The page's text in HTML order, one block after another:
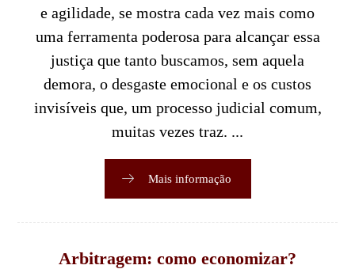
e agilidade, se mostra cada vez mais como
uma ferramenta poderosa para alcançar essa
justiça que tanto buscamos, sem aquela
demora, o desgaste emocional e os custos
invisíveis que, um processo judicial comum,
muitas vezes traz. ...
Mais informação
Arbitragem: como economizar?